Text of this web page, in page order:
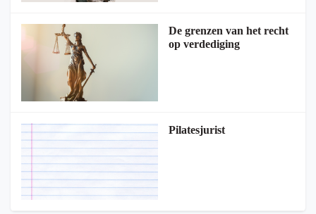
De grenzen van het recht
op verdediging
Pilatesjurist